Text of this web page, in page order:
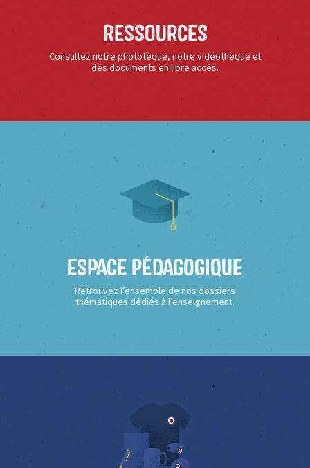
Ressources
Consultez notre phototèque, notre vidéothèque et
des documents en libre accès.
Espace Pédagogique
Retrouvez l’ensemble de nos dossiers
thématiques dédiés à l’enseignement.